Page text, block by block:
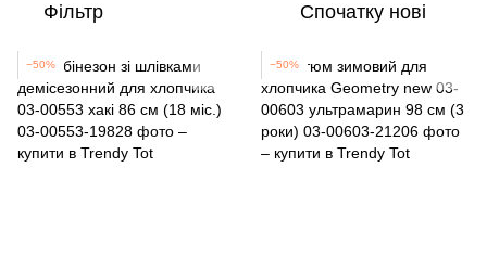
Фільтр Спочатку нові
−50% −50%